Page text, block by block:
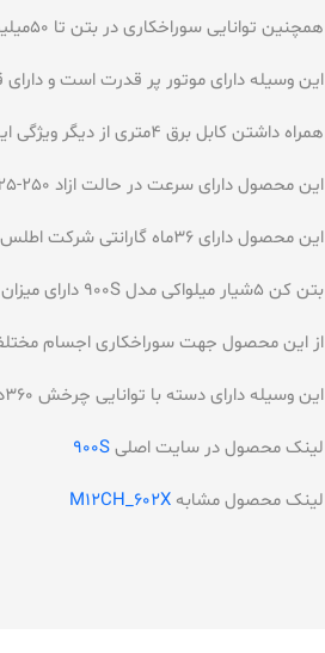
همچنین توانایی سوراخکاری در بتن تا 50میلیمتر را دارد و دارای دسته ارگونومیک می باشد و توانایی چکشی بودن دارد
این وسیله دارای موتور پر قدرت است و دارای قدرت 1600 وات می باشد و دارای ولتاژ 220
همراه داشتن کابل برق 4متری از دیگر ویژگی این محصول می باشد و خوشدست و کاربری اسان دارد
این محصول دارای سرعت در حالت ازاد 250-125 دور در دقیقه است و دارای وزن 11کیلوگرم می باشد
این محصول دارای 36ماه گارانتی شرکت اطلس کوشا است و ساخت کشور المان می باشد
بتن کن 5شیار میلواکی مدل 900S دارای میزان انرژی 20ژول در ضربه است و دارای نرخ ضربه1950ضربه در دقیقه است
از این محصول جهت سوراخکاری اجسام
این وسیله دارای دسته با توانایی چرخش 360درجه می باشد و دارای بدنه مقاوم است
لینک محصول در سایت اصلی900S
لینک محصول مشابهM12CH_602X